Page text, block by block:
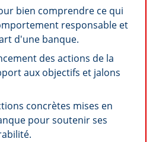
bien comprendre ce qui
responsable et
d'une banque.
des actions de la
aux objectifs et jalons
concrètes mises en
pour soutenir ses